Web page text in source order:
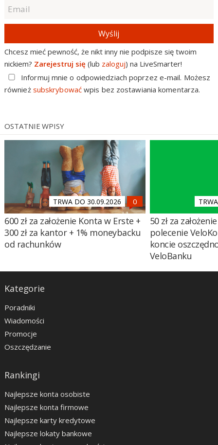
Wyślij
Chcesz mieć pewność, że nikt inny nie podpisze się twoim
nickiem? Zarejestruj się (lub zaloguj) na LiveSmarter!
Informuj mnie o odpowiedziach poprzez e-mail. Możesz
również subskrybowaćwpis bez zostawiania komentarza.
OSTATNIE WPISY
TRWA DO 30.09.2026
600 zł za założenie Konta w Erste +
300 zł za kantor + 1% moneybacku
od rachunków
50 zł za
polecenie
koncie
VeloBanku
Kategorie
Poradniki
Wiadomości
Promocje
Oszczędzanie
Rankingi
Najlepsze konta osobiste
Najlepsze konta firmowe
Najlepsze karty kredytowe
Najlepsze lokaty bankowe